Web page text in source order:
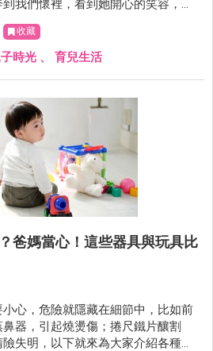
我們懷裡，看到她開心的笑容，真
加運動會。
收藏
時光 、 育兒生活
爸媽當心！這些器具與玩具比
心，危險就隱藏在細節中，比如前
器，引起燒燙傷；捲尺鐵片釀割
失明，以下就來為大家介紹各種危